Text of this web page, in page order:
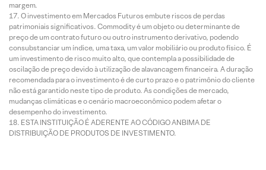
margem.
O investimento em Mercados Futuros embute riscos de perdas
patrimoniais significativos. Commodity é um objeto ou determinante de
preço de um contrato futuro ou outro instrumento derivativo, podendo
consubstanciar um índice, uma taxa, um valor mobiliário ou produto físico. É
um investimento de risco muito alto, que contempla a possibilidade de
oscilação de preço devido à utilização de alavancagem financeira. A duração
recomendada para o investimento é de curto prazo e o patrimônio do cliente
não está garantido neste tipo de produto. As condições de mercado,
mudanças climáticas e o cenário macroeconômico podem afetar o
desempenho do investimento.
ESTA INSTITUIÇÃO É ADERENTE AO CÓDIGO ANBIMA DE
DISTRIBUIÇÃO DE PRODUTOS DE INVESTIMENTO.